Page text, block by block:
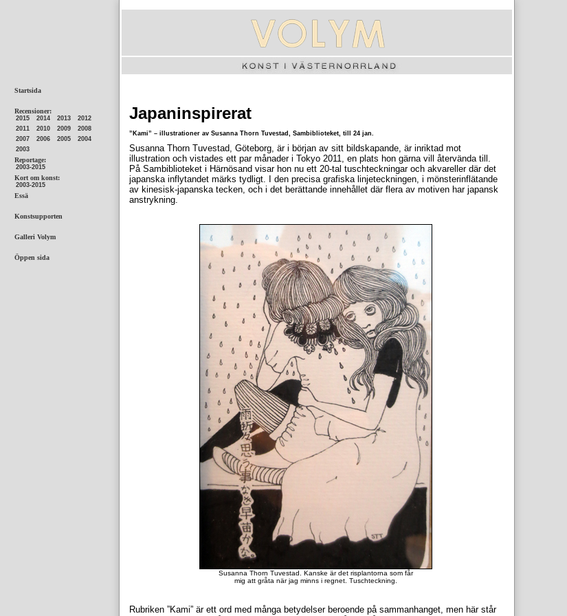
Japaninspirerat
”Kami” – illustrationer av Susanna Thorn Tuvestad, Sambiblioteket, till 24 jan.
Susanna Thorn Tuvestad, Göteborg, är i början av sitt bildskapande, är inriktad mot
illustration och vistades ett par månader i Tokyo 2011, en plats hon gärna vill återvända till.
På Sambiblioteket i Härnösand visar hon nu ett 20-tal tuschteckningar och akvareller där det
japanska inflytandet märks tydligt. I den precisa grafiska linjeteckningen, i mönsterinflätande
av kinesisk-japanska tecken, och i det berättande innehållet där flera av motiven har japansk
anstrykning.
Susanna Thorn Tuvestad. Kanske är det risplantorna som får
mig att gråta när jag minns i regnet. Tuschteckning.
Rubriken ”Kami” är ett ord med många betydelser beroende på sammanhanget, men här står